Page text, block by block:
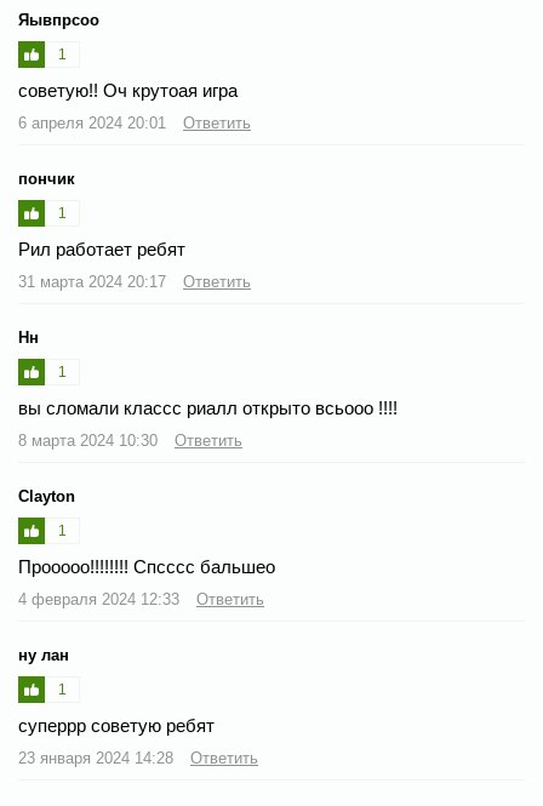
Яывпрсоо
1
советую!! Оч крутоая игра
6 апреля 2024 20:01 Ответить
пончик
1
Рил работает ребят
31 марта 2024 20:17 Ответить
Нн
1
вы сломали классс риалл открыто всьооо !!!!
8 марта 2024 10:30 Ответить
Clayton
1
Прооооо!!!!!!!! Спсссс бальшео
4 февраля 2024 12:33 Ответить
ну лан
1
суперрр советую ребят
23 января 2024 14:28 Ответить